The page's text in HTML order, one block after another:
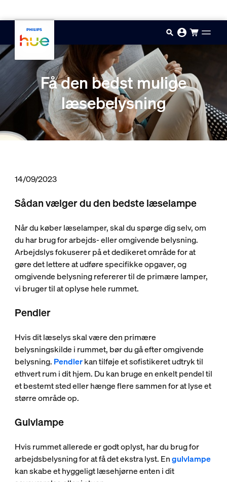
Få den bedst mulige
læsebelysning
14/09/2023
Sådan vælger du den bedste læselampe
Når du køber læselamper, skal du spørge dig selv, om
du har brug for arbejds- eller omgivende belysning.
Arbejdslys fokuserer på et dedikeret område for at
gøre det lettere at udføre specifikke opgaver, og
omgivende belysning refererer til de primære lamper,
vi bruger til at oplyse hele rummet.
Pendler
Hvis dit læselys skal være den primære
belysningskilde i rummet, bør du gå efter omgivende
belysning. Pendlerkan tilføje et sofistikeret udtryk til
ethvert rum i dit hjem. Du kan bruge en enkelt pendel til
et bestemt sted eller hænge flere sammen for at lyse et
større område op.
Gulvlampe
Hvis rummet allerede er godt oplyst, har du brug for
arbejdsbelysning for at få det ekstra lyst. Engulvlampe
kan skabe et hyggeligt læsehjørne enten i dit